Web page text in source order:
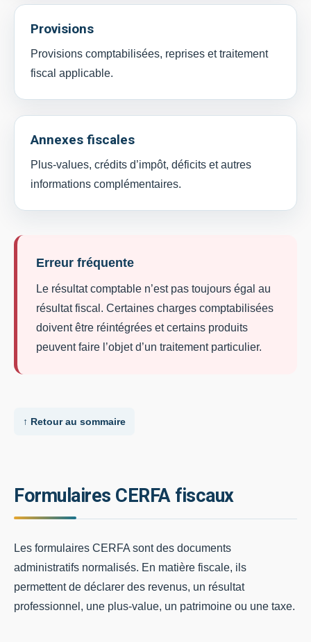
Provisions
Provisions comptabilisées, reprises et traitement
fiscal applicable.
Annexes fiscales
Plus-values, crédits d’impôt, déficits et autres
informations complémentaires.
Erreur fréquente
Le résultat comptable n’est pas toujours égal au
résultat fiscal. Certaines charges comptabilisées
doivent être réintégrées et certains produits
peuvent faire l’objet d’un traitement particulier.
↑ Retour au sommaire
Formulaires CERFA fiscaux
Les formulaires CERFA sont des documents
administratifs normalisés. En matière fiscale, ils
permettent de déclarer des revenus, un résultat
professionnel, une plus-value, un patrimoine ou une taxe.